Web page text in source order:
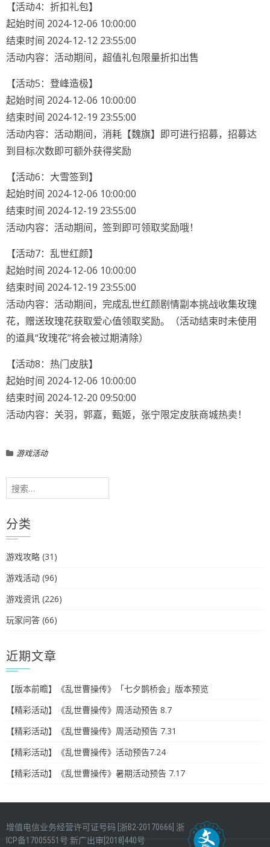
【活动4：折扣礼包】
起始时间 2024-12-06 10:00:00
结束时间 2024-12-12 23:55:00
活动内容：活动期间，超值礼包限量折扣出售
【活动5：登峰造极】
起始时间 2024-12-06 10:00:00
结束时间 2024-12-19 23:55:00
活动内容：活动期间，消耗【魏旗】即可进行招募，招募达
到目标次数即可额外获得奖励
【活动6：大雪签到】
起始时间 2024-12-06 10:00:00
结束时间 2024-12-19 23:55:00
活动内容：活动期间，签到即可领取奖励哦！
【活动7：乱世红颜】
起始时间 2024-12-06 10:00:00
结束时间 2024-12-19 23:55:00
活动内容：活动期间，完成乱世红颜剧情副本挑战收集玫瑰
花，赠送玫瑰花获取爱心值领取奖励。（活动结束时未使用
的道具“玫瑰花”将会被过期清除）
【活动8：热门皮肤】
起始时间 2024-12-06 10:00:00
结束时间 2024-12-20 09:50:00
活动内容：关羽，郭嘉，甄姬，张宁限定皮肤商城热卖！
游戏活动
搜
索：
分类
游戏攻略 (31)
游戏活动 (96)
游戏资讯 (226)
玩家问答 (66)
近期文章
【版本前瞻】《乱世曹操传》「七夕鹊桥会」版本预览
【精彩活动】《乱世曹操传》周活动预告 8.7
【精彩活动】《乱世曹操传》周活动预告 7.31
【精彩活动】《乱世曹操传》活动预告7.24
【精彩活动】《乱世曹操传》暑期活动预告 7.17
增值电信业务经营许可证号码 [浙B2-20170666] 浙
ICP备17005551号 新广出审[2018]440号